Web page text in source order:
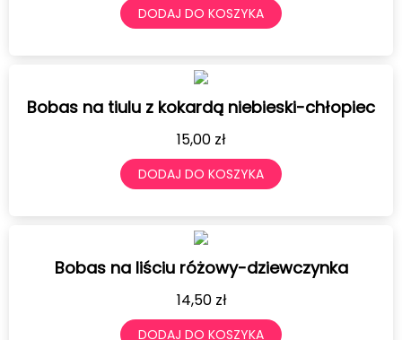
DODAJ DO KOSZYKA
Bobas na tiulu z kokardą niebieski-chłopiec
15,00 zł
DODAJ DO KOSZYKA
Bobas na liściu różowy-dziewczynka
14,50 zł
DODAJ DO KOSZYKA